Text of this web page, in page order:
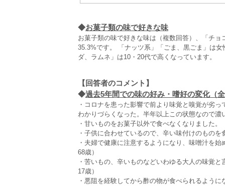
◆お菓子類の味で好きな味
お菓子類の味で好きな味は（複数回答）、「チ
35.3%です。 「ナッツ系」「ごま、黒ごま」は
ダ、ラムネ」は10・20代で高くなっています。
【回答者のコメント】
◆過去5年間での味の好み・嗜好の変化（
・コロナを患った影響で前より味覚と嗅覚が劣
わかりづらくなった。半年以上この状態なので
・甘いものをお菓子以外で食べなくなりました。
・子供に合わせているので、辛い味付けのもの
・夫婦で健康に注意するようになり、味噌汁を
68歳）
・苦いもの、辛いものなどいわゆる大人の味覚
17歳）
・悪阻を経験してから酢の物が食べられるように